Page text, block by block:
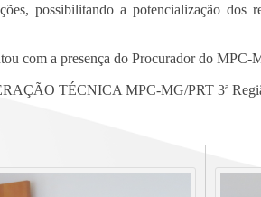
possibilitando a potencialização dos
com a presença do Procurador do
TÉCNICA MPC-MG/PRT 3ª